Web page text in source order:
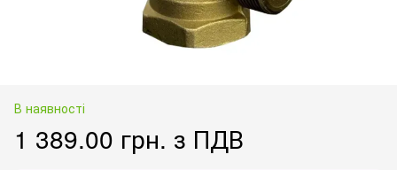
В наявності
1 389.00 грн. з ПДВ